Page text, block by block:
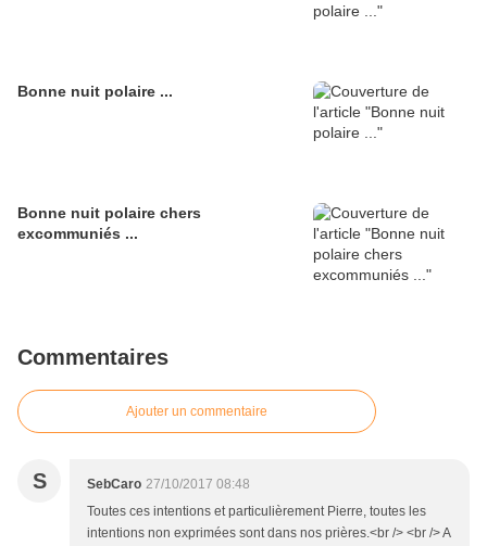
Bonne nuit polaire ...
Bonne nuit polaire chers
excommuniés ...
Commentaires
Ajouter un commentaire
S SebCaro 27/10/2017 08:48
Toutes ces intentions et particulièrement Pierre, toutes les
intentions non exprimées sont dans nos prières.<br /> <br /> A